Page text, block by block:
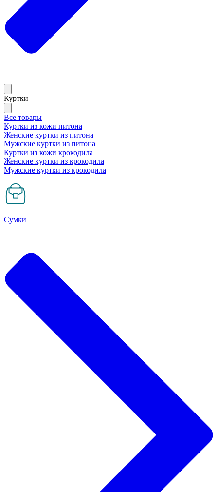
Куртки
Все товары
Куртки из кожи питона
Женские куртки из питона
Мужские куртки из питона
Куртки из кожи крокодила
Женские куртки из крокодила
Мужские куртки из крокодила
Сумки